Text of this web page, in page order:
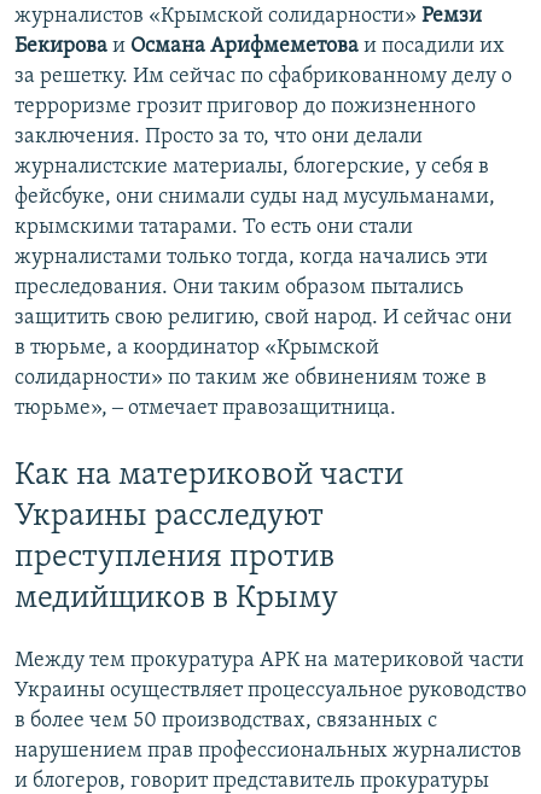
журналистов «Крымской солидарности» Ремзи
Бекирова и Османа Арифмеметова и посадили их
за решетку. Им сейчас по сфабрикованному делу о
терроризме грозит приговор до пожизненного
заключения. Просто за то, что они делали
журналистские материалы, блогерские, у себя в
фейсбуке, они снимали суды над мусульманами,
крымскими татарами. То есть они стали
журналистами только тогда, когда начались эти
преследования. Они таким образом пытались
защитить свою религию, свой народ. И сейчас они
в тюрьме, а координатор «Крымской
солидарности» по таким же обвинениям тоже в
тюрьме», ‒ отмечает правозащитница.
Как на материковой части
Украины расследуют
преступления против
медийщиков в Крыму
Между тем прокуратура АРК на материковой части
Украины осуществляет процессуальное руководство
в более чем 50 производствах, связанных с
нарушением прав профессиональных журналистов
и блогеров, говорит представитель прокуратуры